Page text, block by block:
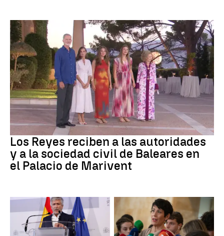
Familia Real
Los Reyes reciben a las autoridades
y a la sociedad civil de Baleares en
el Palacio de Marivent